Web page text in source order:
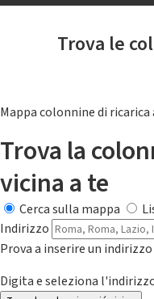
Trova le
Mappa colonnine di
Trova la
vicina a te
Cerca sulla mappa
Indirizzo
Prova a inserire un
Digita e seleziona